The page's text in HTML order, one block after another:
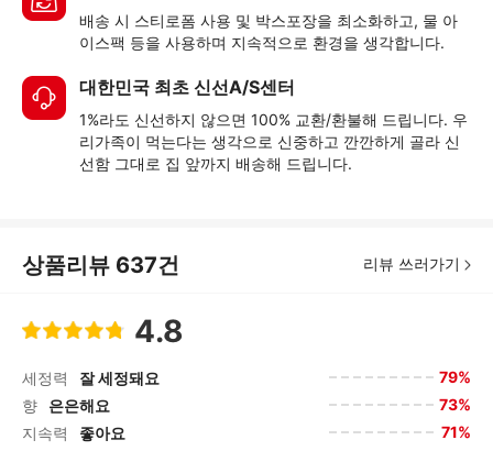
배송 시 스티로폼 사용 및 박스포장을 최소화하고, 물 아
이스팩 등을 사용하며 지속적으로 환경을 생각합니다.
대한민국 최초 신선A/S센터
1%라도 신선하지 않으면 100% 교환/환불해 드립니다. 우
리가족이 먹는다는 생각으로 신중하고 깐깐하게 골라 신
선함 그대로 집 앞까지 배송해 드립니다.
상품리뷰 637건 리뷰 쓰러가기
4.8
세정력 잘 세정돼요
79%
향
은은해요
73%
지속력
좋아요 71%